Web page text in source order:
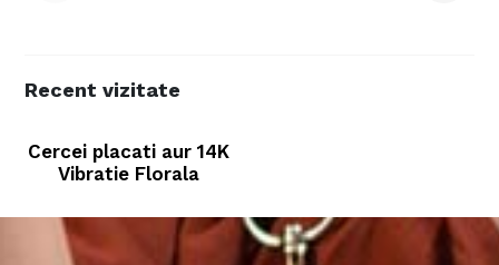
Recent vizitate
Cercei placati aur 14K
Vibratie Florala